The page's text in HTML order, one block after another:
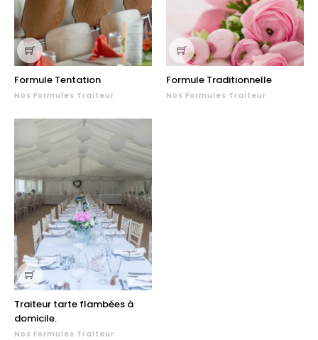
Formule Tentation
Nos Formules Traiteur
Formule Traditionnelle
Nos Formules Traiteur
Traiteur tarte flambées à
domicile.
Nos Formules Traiteur